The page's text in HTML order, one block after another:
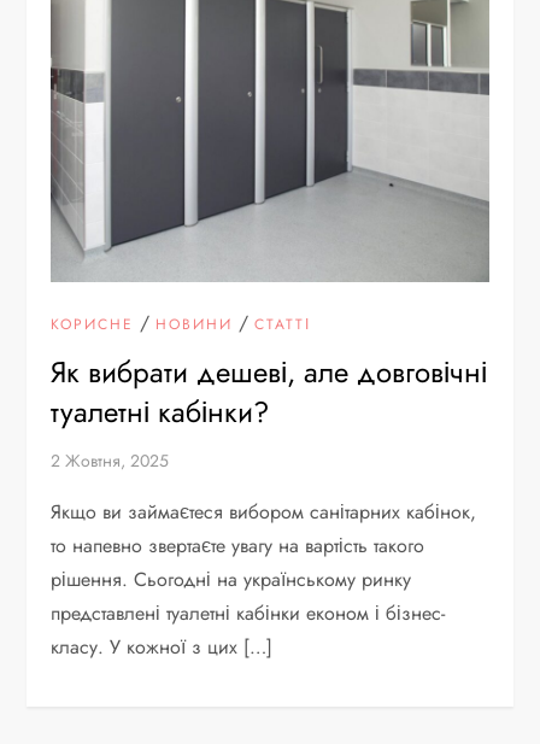
КОРИСНЕ / НОВИНИ /СТАТТІ
Як вибрати дешеві, але довговічні
туалетні кабінки?
2 Жовтня, 2025
Якщо ви займаєтеся вибором санітарних кабінок,
то напевно звертаєте увагу на вартість такого
рішення. Сьогодні на українському ринку
представлені туалетні кабінки економ і бізнес-
класу. У кожної з цих […]